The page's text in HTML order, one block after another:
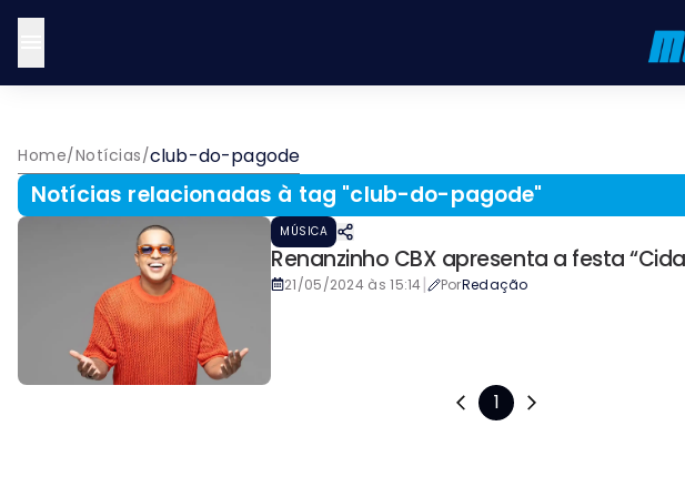
Home/Notícias/club-do-pagode
Notícias relacionadas à tag "club-do-pagode"
MÚSICA
Renanzinho CBX apresenta a festa
21/05/2024 às 15:14| PorRedação
1